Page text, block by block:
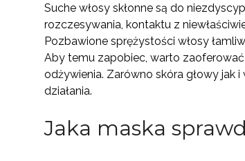
Suche włosy skłonne są do
rozczesywania, kontaktu z
Pozbawione sprężystości włosy
Aby temu zapobiec, warto
odżywienia. Zarówno skóra głowy jak
działania.
Jaka maska